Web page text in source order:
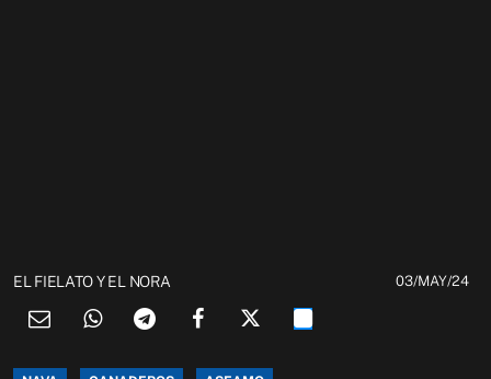
EL FIELATO Y EL NORA 03/MAY/24